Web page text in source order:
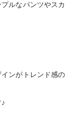
ルなパンツやスカ
ンがトレンド感の